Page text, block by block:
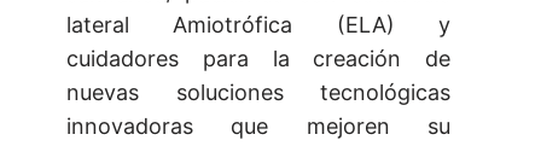
lateral Amiotrófica (ELA) y
cuidadores para la creación de
nuevas soluciones tecnológicas
innovadoras que mejoren su